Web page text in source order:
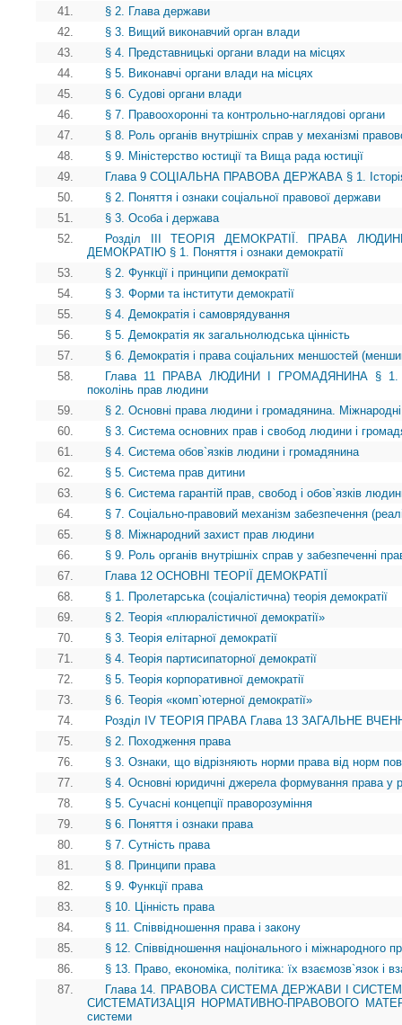
41.
§ 2. Глава держави
42.
§ 3. Вищий виконавчий орган влади
43.
§ 4. Представницькі органи влади на місцях
44.
§ 5. Виконавчі органи влади на місцях
45.
§ 6. Судові органи влади
46.
§ 7. Правоохоронні та контрольно-наглядові органи
47.
§ 8. Роль органів внутрішніх справ у механізмі
48.
§ 9. Міністерство юстиції та Вища рада юстиції
49.
Глава 9 СОЦІАЛЬНА ПРАВОВА ДЕРЖАВА § 1. Історія
50.
§ 2. Поняття і ознаки соціальної правової держави
51.
§ 3. Особа і держава
52.
Розділ III ТЕОРІЯ ДЕМОКРАТІЇ. ПРАВА
ДЕМОКРАТІЮ § 1. Поняття і ознаки демократії
53.
§ 2. Функції і принципи демократії
54.
§ 3. Форми та інститути демократії
55.
§ 4. Демократія і самоврядування
56.
§ 5. Демократія як загальнолюдська цінність
57.
§ 6. Демократія і права соціальних меншостей
58.
Глава 11 ПРАВА ЛЮДИНИ І ГРОМАДЯНИНА § 1.
поколінь прав людини
59.
§ 2. Основні права людини і громадянина.
60.
§ 3. Система основних прав і свобод людини і
61.
§ 4. Система обов`язків людини і громадянина
62.
§ 5. Система прав дитини
63.
§ 6. Система гарантій прав, свобод і обов`язків
64.
§ 7. Соціально-правовий механізм забезпечення
65.
§ 8. Міжнародний захист прав людини
66.
§ 9. Роль органів внутрішніх справ у забезпеченні
67.
Глава 12 ОСНОВНІ ТЕОРІЇ ДЕМОКРАТІЇ
68.
§ 1. Пролетарська (соціалістична) теорія демократії
69.
§ 2. Теорія «плюралістичної демократії»
70.
§ 3. Теорія елітарної демократії
71.
§ 4. Теорія партисипаторної демократії
72.
§ 5. Теорія корпоративної демократії
73.
§ 6. Теорія «комп`ютерної демократії»
74.
Розділ IV ТЕОРІЯ ПРАВА Глава 13 ЗАГАЛЬНЕ
75.
§ 2. Походження права
76.
§ 3. Ознаки, що відрізняють норми права від норм
77.
§ 4. Основні юридичні джерела формування права у
78.
§ 5. Сучасні концепції праворозуміння
79.
§ 6. Поняття і ознаки права
80.
§ 7. Сутність права
81.
§ 8. Принципи права
82.
§ 9. Функції права
83.
§ 10. Цінність права
84.
§ 11. Співвідношення права і закону
85.
§ 12. Співвідношення національного і міжнародного
86.
§ 13. Право, економіка, політика: їх взаємозв`язок і
87.
Глава 14. ПРАВОВА СИСТЕМА ДЕРЖАВИ І
СИСТЕМАТИЗАЦІЯ НОРМАТИВНО-ПРАВОВОГО
системи